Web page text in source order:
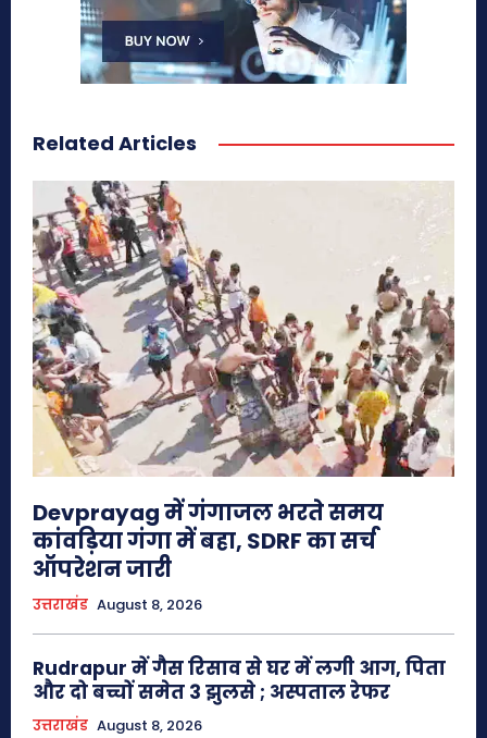
Related Articles
Devprayag में गंगाजल भरते समय
कांवड़िया गंगा में बहा, SDRF का सर्च
ऑपरेशन जारी
उत्तराखंड August 8, 2026
Rudrapur में गैस रिसाव से घर में लगी आग, पिता
और दो बच्चों समेत 3 झुलसे ; अस्पताल रेफर
उत्तराखंड August 8, 2026